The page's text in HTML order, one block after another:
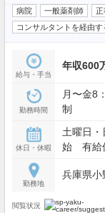
病院 一般薬剤師 正
コンサルタントを経由す
給与・手当
年収600
勤務時間
月〜金8：45〜17：
制
休日・休暇
土曜日
始 有給
勤務地
兵庫県小
閲覧状況